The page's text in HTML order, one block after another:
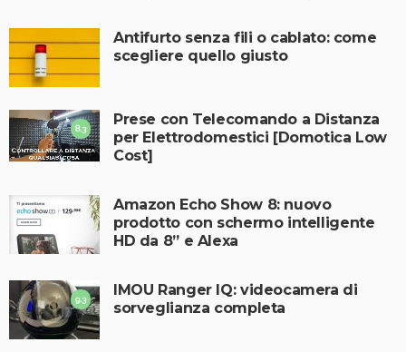
Antifurto senza fili o cablato: come
scegliere quello giusto
8.3
Prese con Telecomando a Distanza
per Elettrodomestici [Domotica Low
Cost]
Amazon Echo Show 8: nuovo
prodotto con schermo intelligente
HD da 8” e Alexa
9.3
IMOU Ranger IQ: videocamera di
sorveglianza completa